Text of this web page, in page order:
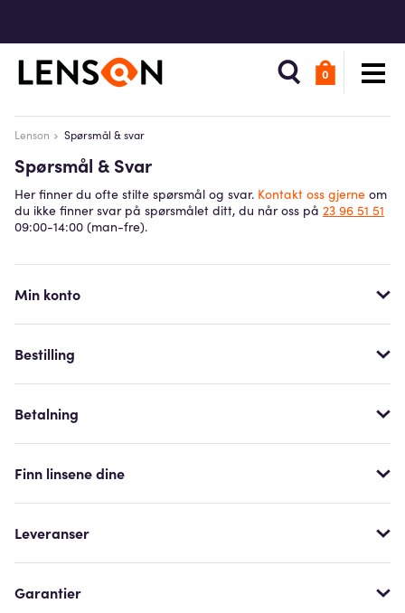
0
Lenson Spørsmål & svar
Spørsmål & Svar
Her finner du ofte stilte spørsmål og svar. Kontakt oss gjerne om
du ikke finner svar på spørsmålet ditt, du når oss på 23 96 51 51
09:00-14:00 (man-fre).
Min konto
Bestilling
Betalning
Finn linsene dine
Leveranser
Garantier